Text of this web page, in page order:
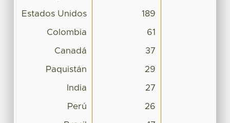
Estados Unidos 189
Colombia 61
Canadá 37
Paquistán 29
India 27
Perú 26